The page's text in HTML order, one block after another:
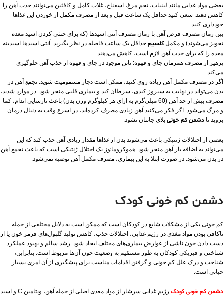
بعضی مواد غذایی مانند لبنیات، تخم‌ مرغ، اسفناج، غلات کامل و کافئین می‌توانند جذب آهن را
کاهش دهند. سعی کنید حداقل یک ساعت قبل و بعد از مصرف مکمل‌ از خوردن این غذاها
خودداری کنید.
بین زمان مصرف قرص آهن با زمان مصرف آنتی‌ اسیدها (که برای خنثی کردن اسید معده
تجویز می‌شوند) و مکمل کلسیم حداقل یک ساعت فاصله در نظر بگیرید. آنتی‌ اسیدها اسیدیته
معده را که برای جذب آهن لازم است، کاهش می‌دهند.
پرهیز از مصرف همزمان چای و قهوه: تانن موجود در چای و قهوه از جذب آهن جلوگیری
می‌کند.
اگر در مصرف مکمل آهن زیاده‌ روی کنید، ممکن است دچار مسمومیت شوید. تجمع آهن در
بدن می‌تواند در نهایت به سیروز کبدی، سرطان کبد و بیماری قلبی منجر شود. در موارد شدید،
مصرف بیش از حد آهن (60 میلی‌گرم به ازای هر کیلوگرم وزن بدن) باعث نارسایی اندام، کما
و مرگ می‌شود. اگر فکر می‌کنید آهن زیادی مصرف کرده‌اید، در اسرع وقت به دنبال درمان
بروید تا دشمن کم خونی بلای جانتان نشود.
بعضی از اختلالات ژنتیکی باعث می‌شوند بدن از غذاها مقدار زیادی آهن جذب کند که این
می‌تواند به اضافه بار آهن منجر شود. هموکروماتوز یک اختلال ژنتیکی است که باعث تجمع آهن
در بدن می‌شود. در صورت ابتلا به این بیماری، مصرف مکمل آهن توصیه نمی‌شود.
دشمن کم خونی کودک
کم‌ خونی یکی از مشکلات شایع در کودکان است که ممکن است به دلایل مختلفی از جمله
ناکافی بودن مواد مغذی در رژیم غذایی، اختلالات جذب، کاهش تولید گلبول‌های قرمز خون یا از
دست دادن خون ناشی از عوارض بیماری‌های مختلف ایجاد شود. رشد سالم و بهبود عملکرد
شناختی و فیزیکی کودکان به طور مستقیم به وضعیت خون آن‌ها مربوط است. بنابراین،
شناخت و درک علل کم‌ خونی و گرفتن اقدامات مناسب برای پیشگیری از آن امری بسیار
حیاتی است.
دشمن کم خونی کودک
رژیم غذایی سرشار از مواد مغذی اصلی از جمله آهن، ویتامین C و اسید